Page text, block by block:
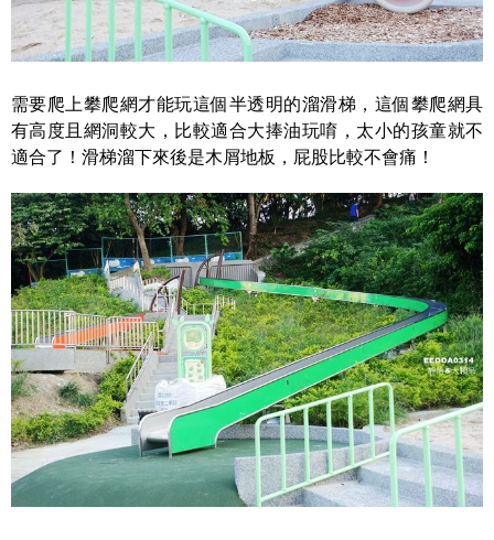
需要爬上攀爬網才能玩這個半透明的溜滑梯，這個攀爬網具
有高度且網洞較大，比較適合大捧油玩唷，太小的孩童就不
適合了！滑梯溜下來後是木屑地板，屁股比較不會痛！